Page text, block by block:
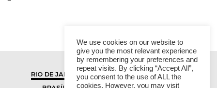
RIO DE JANEIRO
SÃO PAULO
We use cookies on our website to
give you the most relevant experience
by remembering your preferences and
repeat visits. By clicking “Accept All”,
you consent to the use of ALL the
cookies. However, you may visit